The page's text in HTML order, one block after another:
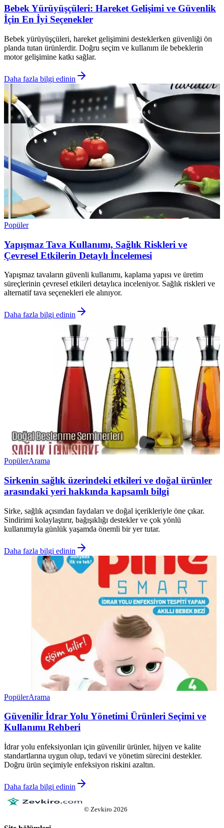
Bebek Yürüyüşçüleri: Hareket Gelişimi ve Güvenlik
İçin En İyi Seçenekler
Bebek yürüyüşçüleri, hareket gelişimini desteklerken güvenliği ön
planda tutan ürünlerdir. Doğru seçim ve kullanım ile bebeklerin
motor gelişimine katkı sağlar.
Daha fazla bilgi edinin
Popüler
Yapışmaz Tava Kullanımı, Sağlık Riskleri ve
Çevresel Etkilerin Detaylı İncelemesi
Yapışmaz tavaların güvenli kullanımı, kaplama yapısı ve üretim
süreçlerinin çevresel etkileri detaylıca inceleniyor. Sağlık riskleri ve
alternatif tava seçenekleri ele alınıyor.
Daha fazla bilgi edinin
PopülerArama
Sirkenin sağlık üzerindeki etkileri ve doğal ürünler
arasındaki yeri hakkında kapsamlı bilgi
Sirke, sağlık açısından faydaları ve doğal içerikleriyle öne çıkar.
Sindirimi kolaylaştırır, bağışıklığı destekler ve çok yönlü
kullanımıyla günlük yaşamda önemli bir yer tutar.
Daha fazla bilgi edinin
PopülerArama
Güvenilir İdrar Yolu Yönetimi Ürünleri Seçimi ve
Kullanımı Rehberi
İdrar yolu enfeksiyonları için güvenilir ürünler, hijyen ve kalite
standartlarına uygun olup, tedavi ve yönetim sürecini destekler.
Doğru ürün seçimiyle enfeksiyon riskini azaltın.
Daha fazla bilgi edinin
© Zevkiro 2026